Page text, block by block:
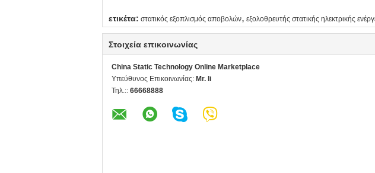
ετικέτα: στατικός εξοπλισμός αποβολών, εξολοθρευτής στατικής ηλεκτρικής
Στοιχεία επικοινωνίας
China Static Technology Online Marketplace
Υπεύθυνος Επικοινωνίας: Mr. li
Τηλ.:: 66668888